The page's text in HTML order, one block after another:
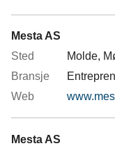
Mesta AS
Molde,
Mesta AS